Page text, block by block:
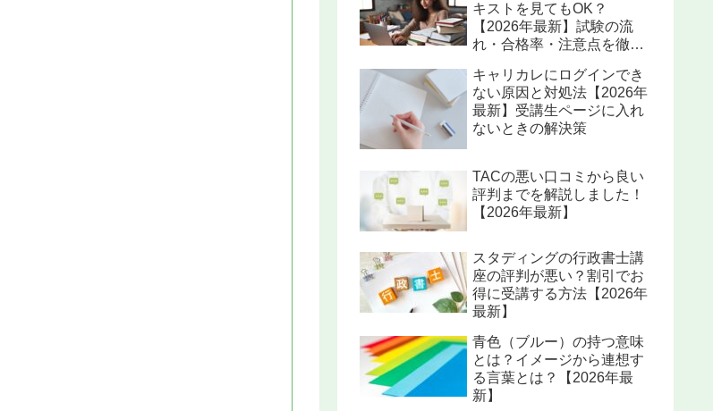
キストを見てもOK？
【2026年最新】試験の流
れ・合格率・注意点を徹底
キャリカレにログインでき
ない原因と対処法【2026年
最新】受講生ページに入れ
ないときの解決策
TACの悪い口コミから良い
評判までを解説しました！
【2026年最新】
スタディングの行政書士講
座の評判が悪い？割引でお
得に受講する方法【2026年
最新】
青色（ブルー）の持つ意味
とは？イメージから連想す
る言葉とは？【2026年最
新】